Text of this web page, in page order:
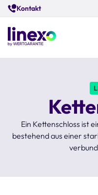
Skip
to
main
content
Kontakt
Ein Kettenschloss ist
bestehend aus einer